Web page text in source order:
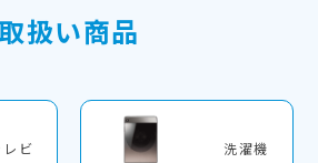
扱い商品
レビ 洗濯機